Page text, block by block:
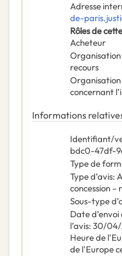
Adresse
de-
Rôles de
Acheteur
recours
Organisation
concernant
Informations
Identifiant/
bdc0-47df-
Type de
Type d’avis:
concession
Sous-type
Date d’envoi
l’avis: 30/04/
Heure de
de l'Europe